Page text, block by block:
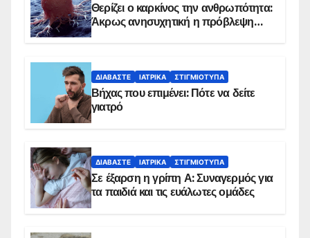
Θερίζει ο καρκίνος την ανθρωπότητα:
Άκρως ανησυχητική η πρόβλεψη…
ΔΙΑΒΆΣΤΕ ΙΑΤΡΙΚΆ ΣΤΙΓΜΙΌΤΥΠΑ
Βήχας που επιμένει: Πότε να δείτε
γιατρό
ΔΙΑΒΆΣΤΕ ΙΑΤΡΙΚΆ ΣΤΙΓΜΙΌΤΥΠΑ
Σε έξαρση η γρίπη Α: Συναγερμός για
τα παιδιά και τις ευάλωτες ομάδες